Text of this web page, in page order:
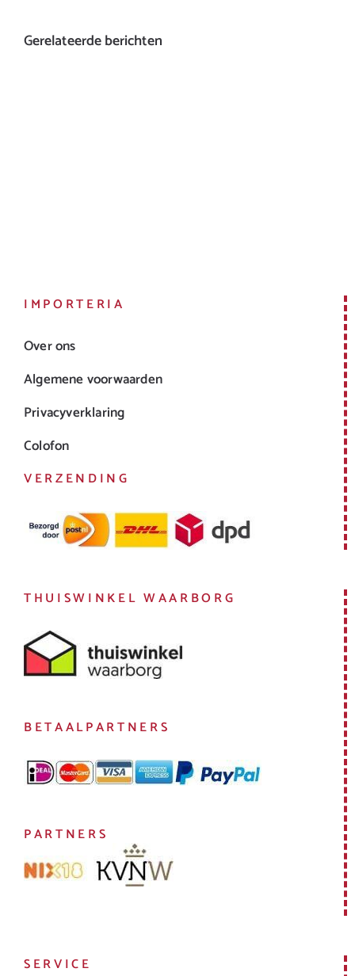
Gerelateerde berichten
IMPORTERIA
Over ons
Algemene voorwaarden
Privacyverklaring
Colofon
VERZENDING
THUISWINKEL WAARBORG
BETAALPARTNERS
PARTNERS
SERVICE